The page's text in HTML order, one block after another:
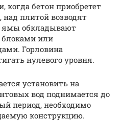
когда бетон приобретет
плитой возводят
ямы обкладывают
или
Горловина
нулевого уровня.
установить на
вод поднимается до
период, необходимо
конструкцию.